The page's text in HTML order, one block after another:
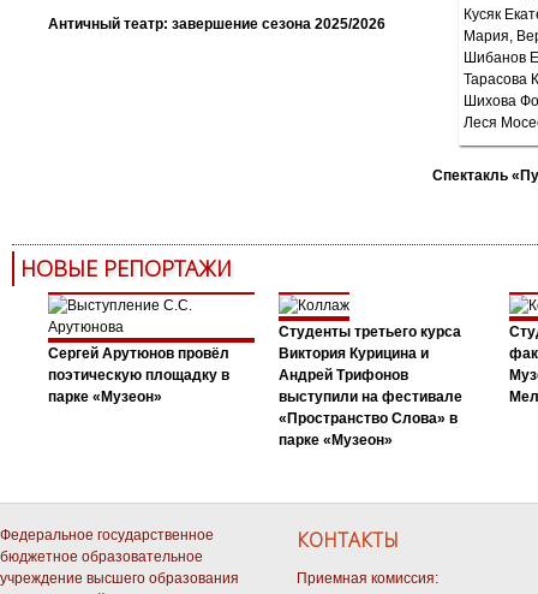
Античный театр: завершение сезона 2025/2026
Спектакль
НОВЫЕ РЕПОРТАЖИ
Сергей Арутюнов провёл
поэтическую площадку в
парке «Музеон»
Студенты третьего курса
Виктория Курицина и
Андрей Трифонов
выступили на фестивале
«Пространство Слова» в
парке «Музеон»
Федеральное государственное
бюджетное образовательное
учреждение высшего образования
КОНТАКТЫ
Приемная комиссия: